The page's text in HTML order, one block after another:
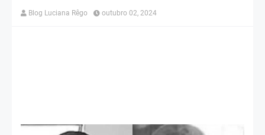
Blog Luciana Rêgo outubro 02, 2024